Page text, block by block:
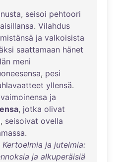
, seisoi pehtoori
. Vilahdus
ja valkoisista
saattamaan hänet
meni
, pesi
yllensä.
vaimoinensa ja
, jotka olivat
, seisoivat ovella
.
Kertoelmia ja jutelmia:
ja alkuperäisiä